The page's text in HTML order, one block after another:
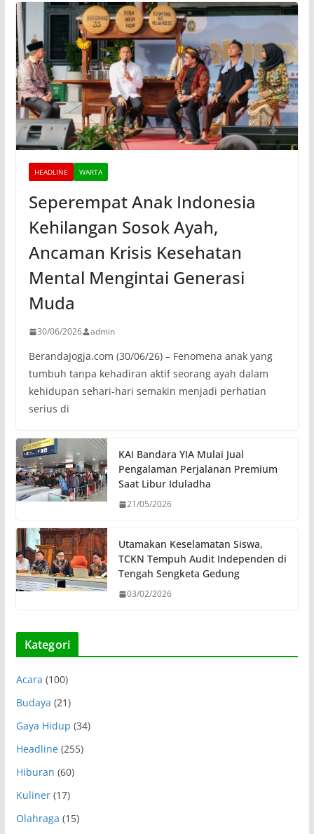
HEADLINE WARTA
Seperempat Anak Indonesia
Kehilangan Sosok Ayah,
Ancaman Krisis Kesehatan
Mental Mengintai Generasi
Muda
30/06/2026 admin
BerandaJogja.com (30/06/26) – Fenomena anak yang
tumbuh tanpa kehadiran aktif seorang ayah dalam
kehidupan sehari-hari semakin menjadi perhatian
serius di
KAI Bandara YIA Mulai Jual
Pengalaman Perjalanan Premium
Saat Libur Iduladha
21/05/2026
Utamakan Keselamatan Siswa,
TCKN Tempuh Audit Independen di
Tengah Sengketa Gedung
03/02/2026
Kategori
Acara (100)
Budaya (21)
Gaya Hidup (34)
Headline(255)
Hiburan (60)
Kuliner(17)
Olahraga (15)